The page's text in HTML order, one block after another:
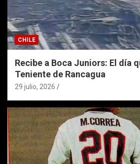
CHILE
Recibe a Boca Juniors: El día
Teniente de Rancagua
29 julio, 2026